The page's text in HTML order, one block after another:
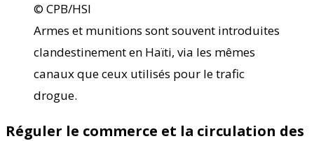
© CPB/HSI
Armes et munitions sont souvent introduites
clandestinement en Haïti, via les mêmes
canaux que ceux utilisés pour le trafic
drogue.
Réguler le commerce et la circulation des